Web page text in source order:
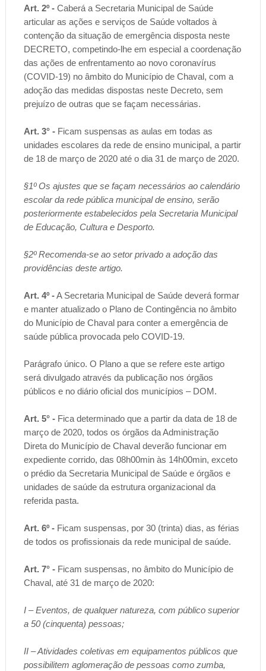
Art. 2º -Caberá a Secretaria Municipal de Saúde
articular as ações e serviços de Saúde voltados à
contenção da situação de emergência disposta neste
DECRETO, competindo-lhe em especial a coordenação
das ações de enfrentamento ao novo coronavírus
(COVID-19) no âmbito do Município de Chaval, com a
adoção das medidas dispostas neste Decreto, sem
prejuízo de outras que se façam necessárias.
Art. 3° -Ficam suspensas as aulas em todas as
unidades escolares da rede de ensino municipal, a partir
de 18 de março de 2020 até o dia 31 de março de 2020.
§1º Os ajustes que se façam necessários ao calendário
escolar da rede pública municipal de ensino, serão
posteriormente estabelecidos pela Secretaria Municipal
de Educação, Cultura e Desporto.
§2º Recomenda-se ao setor privado a adoção das
providências deste artigo.
Art. 4º -A Secretaria Municipal de Saúde deverá formar
e manter atualizado o Plano de Contingência no âmbito
do Município de Chaval para conter a emergência de
saúde pública provocada pelo COVID-19.
Parágrafo único. O Plano a que se refere este artigo
será divulgado através da publicação nos órgãos
públicos e no diário oficial dos municípios – DOM.
Art. 5° -Fica determinado que a partir da data de 18 de
março de 2020, todos os órgãos da Administração
Direta do Município de Chaval deverão funcionar em
expediente corrido, das 08h00min às 14h00min, exceto
o prédio da Secretaria Municipal de Saúde e órgãos e
unidades de saúde da estrutura organizacional da
referida pasta.
Art. 6º -Ficam suspensas, por 30 (trinta) dias, as férias
de todos os profissionais da rede municipal de saúde.
Art. 7° -Ficam suspensas, no âmbito do Município de
Chaval, até 31 de março de 2020:
I – Eventos, de qualquer natureza, com público superior
a 50 (cinquenta) pessoas;
II – Atividades coletivas em equipamentos públicos que
possibilitem aglomeração de pessoas como zumba,